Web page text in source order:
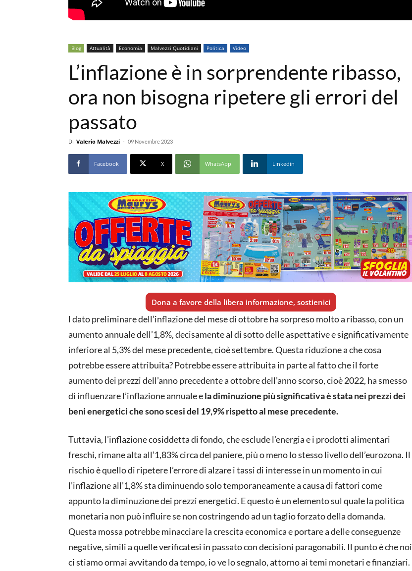
Blog Attualità Economia Malvezzi Quotidiani Politica Video
L’inflazione è in sorprendente ribasso,
ora non bisogna ripetere gli errori del
passato
Di Valerio Malvezzi - 09 Novembre 2023
Facebook X WhatsApp Linkedin
Dona a favore della libera informazione, sostienici
l dato preliminare dell’inflazione del mese di ottobre ha sorpreso molto a ribasso, con un
aumento annuale dell’1,8%, decisamente al di sotto delle aspettative e significativamente
inferiore al 5,3% del mese precedente, cioè settembre. Questa riduzione a che cosa
potrebbe essere attribuita? Potrebbe essere attribuita in parte al fatto che il forte
aumento dei prezzi dell’anno precedente a ottobre dell’anno scorso, cioè 2022, ha smesso
di influenzare l’inflazione annuale ela diminuzione più significativa è stata nei prezzi dei
beni energetici che sono scesi del 19,9% rispetto al mese precedente.
Tuttavia, l’inflazione cosiddetta di fondo, che esclude l’energia e i prodotti alimentari
freschi, rimane alta all’1,83% circa del paniere, più o meno lo stesso livello dell’eurozona. Il
rischio è quello di ripetere l’errore di alzare i tassi di interesse in un momento in cui
l’inflazione all’1,8% sta diminuendo solo temporaneamente a causa di fattori come
appunto la diminuzione dei prezzi energetici. E questo è un elemento sul quale la politica
monetaria non può influire se non costringendo ad un taglio forzato della domanda.
Questa mossa potrebbe minacciare la crescita economica e portare a delle conseguenze
negative, simili a quelle verificatesi in passato con decisioni paragonabili. Il punto è che noi
ci stiamo ormai avvitando da tempo, io ve lo segnalo, attorno ai temi monetari e finanziari.